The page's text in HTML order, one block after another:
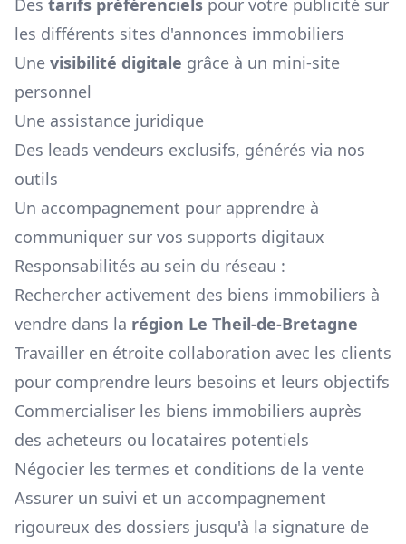
Des tarifs préférenciels pour votre publicité sur
les différents sites d'annonces immobiliers
Une visibilité digitale grâce à un mini-site
personnel
Une assistance juridique
Des leads vendeurs exclusifs, générés via nos
outils
Un accompagnement pour apprendre à
communiquer sur vos supports digitaux
Responsabilités au sein du réseau :
Rechercher activement des biens immobiliers à
vendre dans la région Le Theil-de-Bretagne
Travailler en étroite collaboration avec les clients
pour comprendre leurs besoins et leurs objectifs
Commercialiser les biens immobiliers auprès
des acheteurs ou locataires potentiels
Négocier les termes et conditions de la vente
Assurer un suivi et un accompagnement
rigoureux des dossiers jusqu'à la signature de